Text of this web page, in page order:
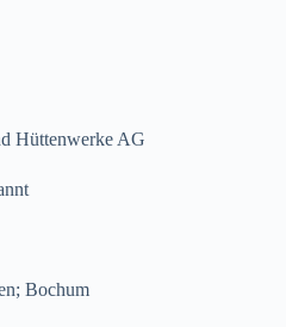
Hüttenwerke AG
Bochum